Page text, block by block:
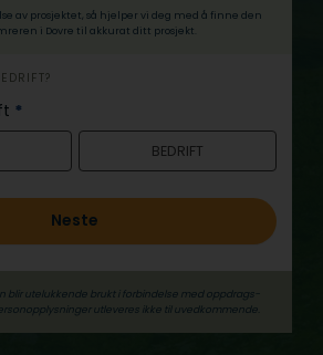
av prosjektet, så hjelper vi deg med å finne den
i Dovre til akkurat ditt prosjekt.
*
BEDRIFT
Neste
blir utelukkende brukt i forbindelse med oppdrags­
utleveres ikke til uvedkommende.